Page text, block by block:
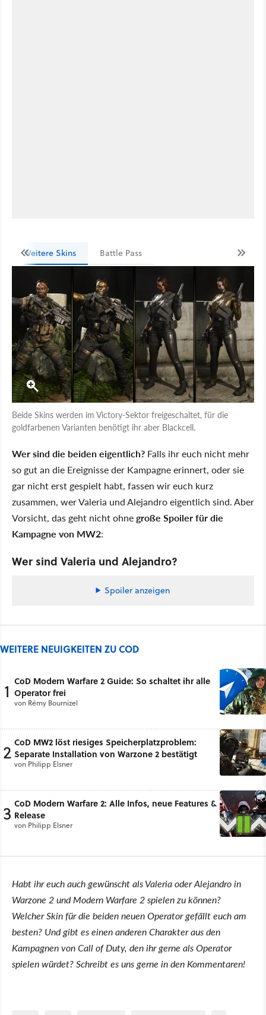
Weitere Skins Battle Pass
Beide Skins werden im Victory-Sektor freigeschaltet, für die
goldfarbenen Varianten benötigt ihr aber Blackcell.
Wer sind die beiden eigentlich? Falls ihr euch nicht mehr
so gut an die Ereignisse der Kampagne erinnert, oder sie
gar nicht erst gespielt habt, fassen wir euch kurz
zusammen, wer Valeria und Alejandro eigentlich sind. Aber
Vorsicht, das geht nicht ohnegroße Spoiler für die
Kampagne von MW2:
Wer sind Valeria und Alejandro?
Spoiler anzeigen
WEITERE NEUIGKEITEN ZU COD
1 CoD Modern Warfare 2 Guide: So schaltet ihr alle
Operator frei
von Rémy Bournizel
2 CoD MW2 löst riesiges Speicherplatzproblem:
Separate Installation von Warzone 2 bestätigt
von Philipp Elsner
3 CoD Modern Warfare 2: Alle Infos, neue Features &
Release
von Philipp Elsner
Habt ihr euch auch gewünscht als Valeria oder Alejandro in
Warzone 2 und Modern Warfare 2 spielen zu können?
Welcher Skin für die beiden neuen Operator gefällt euch am
besten? Und gibt es einen anderen Charakter aus den
Kampagnen von Call of Duty, den ihr gerne als Operator
spielen würdet? Schreibt es uns gerne in den Kommentaren!